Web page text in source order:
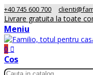
+40 745 600 700
Livrare gratuita la toate
Meniu
0
Cos